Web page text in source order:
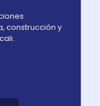
construcción y